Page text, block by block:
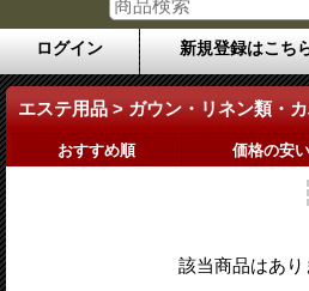
ログイン 新規登録はこち
エステ用品 > ガウン・リネン類・
おすすめ順 価格の安
該当商品はあり